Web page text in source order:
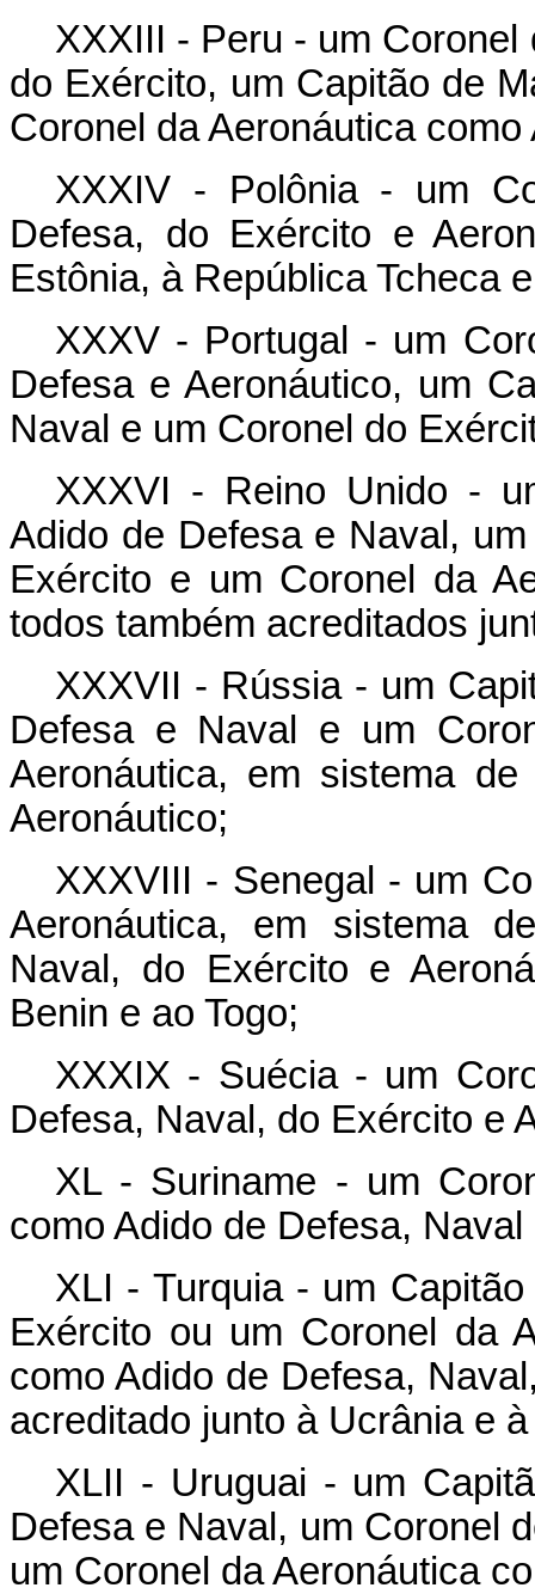
XXXIII - Peru - um
do Exército, um Capitão de
Coronel da Aeronáutica
XXXIV - Polônia - um
Defesa, do Exército e
Estônia, à República Tcheca
XXXV - Portugal - um
Defesa e Aeronáutico, um
Naval e um Coronel do
XXXVI - Reino Unido -
Adido de Defesa e Naval,
Exército e um Coronel da
todos também acreditados
XXXVII - Rússia - um
Defesa e Naval e um
Aeronáutica, em sistema
Aeronáutico;
XXXVIII - Senegal - um
Aeronáutica, em sistema
Naval, do Exército e
Benin e ao Togo;
XXXIX - Suécia - um
Defesa, Naval, do Exército e
XL - Suriname - um
como Adido de Defesa,
XLI - Turquia - um
Exército ou um Coronel da
como Adido de Defesa,
acreditado junto à Ucrânia e
XLII - Uruguai - um
Defesa e Naval, um Coronel
um Coronel da Aeronáutica